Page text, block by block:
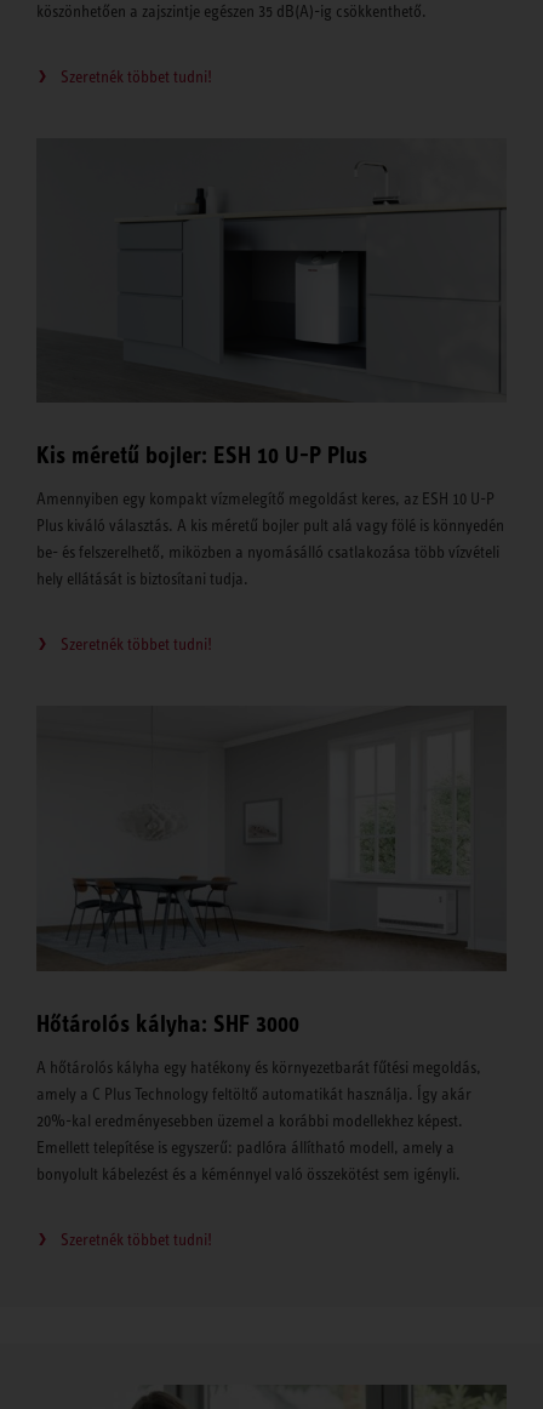
köszönhetően a zajszintje egészen 35 dB(A)-ig csökkenthető.
Szeretnék többet tudni!
Kis méretű bojler: ESH 10 U-P Plus
Amennyiben egy kompakt vízmelegítő megoldást keres, az ESH 10 U-P
Plus kiváló választás. A kis méretű bojler pult alá vagy fölé is könnyedén
be- és felszerelhető, miközben a nyomásálló csatlakozása több vízvételi
hely ellátását is biztosítani tudja.
Szeretnék többet tudni!
Hőtárolós kályha: SHF 3000
A hőtárolós kályha egy hatékony és környezetbarát fűtési megoldás,
amely a C Plus Technology feltöltő automatikát használja. Így akár
20%-kal eredményesebben üzemel a korábbi modellekhez képest.
Emellett telepítése is egyszerű: padlóra állítható modell, amely a
bonyolult kábelezést és a kéménnyel való összekötést sem igényli.
Szeretnék többet tudni!